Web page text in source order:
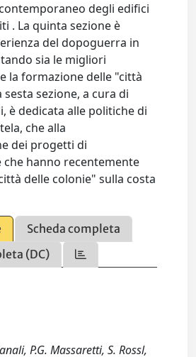
degli edifici
. La quinta sezione è
del dopoguerra in
sia le migliori
la formazione delle "città
sesta sezione, a cura di
è dedicata alle politiche di
che alla
dei progetti di
hanno recentemente
delle colonie" sulla costa
Scheda completa
(DC)
P.G. Massaretti, S. Rossl,